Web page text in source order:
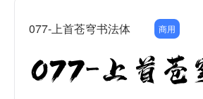
077-上首苍穹书法体 商用